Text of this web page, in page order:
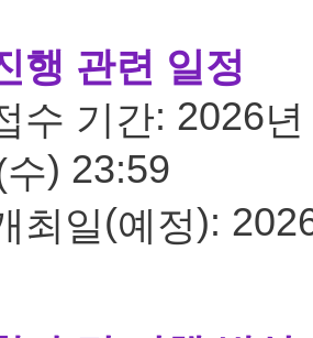
행 관련 일정
수 기간: 2026년
수) 23:59
최일(예정):